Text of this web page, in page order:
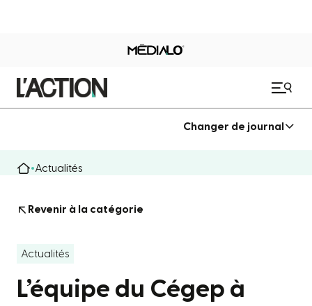
Changer de journal
Actualités
Revenir à la catégorie
Actualités
L’équipe du Cégep à